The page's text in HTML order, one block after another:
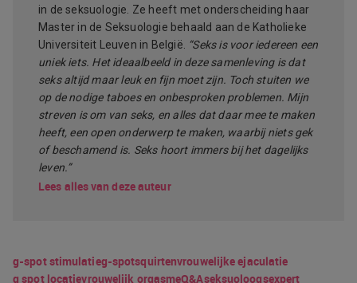
in de seksuologie. Ze heeft met onderscheiding haar
Master in de Seksuologie behaald aan de Katholieke
Universiteit Leuven in België.
“Seks is voor iedereen een
uniek iets. Het ideaalbeeld in deze samenleving is dat
seks altijd maar leuk en fijn moet zijn. Toch stuiten we
op de nodige taboes en onbesproken problemen. Mijn
streven is om van seks, en alles dat daar mee te maken
heeft, een open onderwerp te maken, waarbij niets gek
of beschamend is. Seks hoort immers bij het dagelijks
leven.”
Lees alles van deze auteur
g-spot stimulatieg-spotsquirtenvrouwelijke ejaculatie
g spot locatievrouwelijk orgasmeQ&Aseksuoloogsexpert